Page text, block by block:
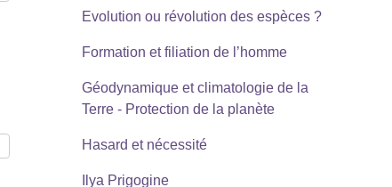
Evolution ou révolution des espèces ?
Formation et filiation de l’homme
Géodynamique et climatologie de la
Terre - Protection de la planète
Hasard et nécessité
Ilya Prigogine